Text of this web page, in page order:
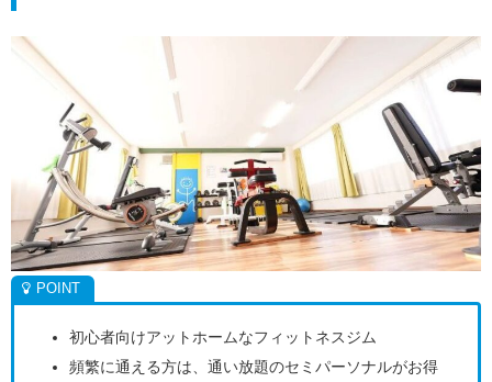
初心者向けアットホームなフィットネスジム
頻繁に通える方は、通い放題のセミパーソナルがお得